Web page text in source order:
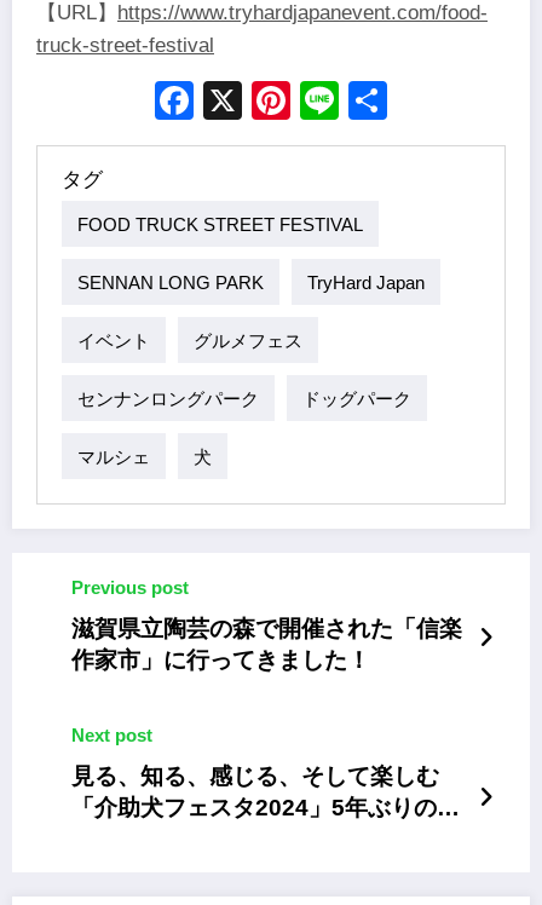
【URL】
https://www.tryhardjapanevent.com/food-
truck-street-festival
Facebook
X Pinterest
Line
タグ
FOOD TRUCK STREET FESTIVAL
SENNAN LONG PARK TryHard Japan
イベント グルメフェス
センナンロングパーク ドッグパーク
マルシェ 犬
Previous post
滋賀県立陶芸の森で開催された「信楽
作家市」に行ってきました！
Next post
見る、知る、感じる、そして楽しむ
「介助犬フェスタ2024」5年ぶりの完